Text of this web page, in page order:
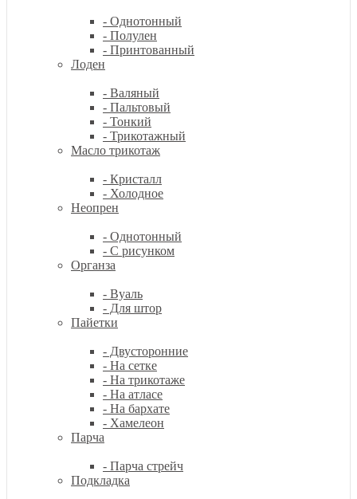
- Однотонный
- Полулен
- Принтованный
Лоден
- Валяный
- Пальтовый
- Тонкий
- Трикотажный
Масло трикотаж
- Кристалл
- Холодное
Неопрен
- Однотонный
- С рисунком
Органза
- Вуаль
- Для штор
Пайетки
- Двусторонние
- На сетке
- На трикотаже
- На атласе
- На бархате
- Хамелеон
Парча
- Парча стрейч
Подкладка